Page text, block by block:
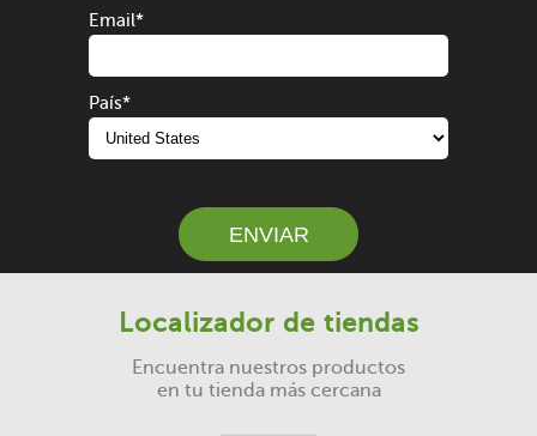
Email*
País*
ENVIAR
Localizador de tiendas
Encuentra nuestros productos
en tu tienda más cercana